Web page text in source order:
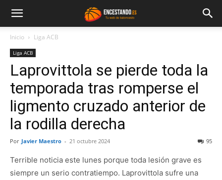
Inicio Liga ACB
Liga ACB
Laprovittola se pierde toda la
temporada tras romperse el
ligmento cruzado anterior de
la rodilla derecha
Por Javier Maestro - 21 octubre 2024 95
Terrible noticia este lunes porque toda lesión grave es
siempre un serio contratiempo. Laprovittola sufre una